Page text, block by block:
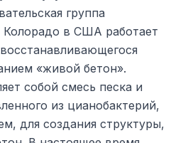
группа
Колорадо в США работает
«живой бетон».
собой смесь песка и
из цианобактерий,
для создания структуры,